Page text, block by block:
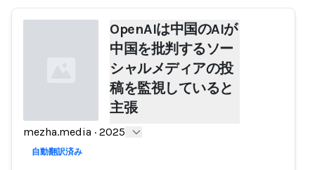
Loading...
OpenAIは中国のAIが
中国を批判するソー
シャルメディアの投
稿を監視していると
主張
mezha.media · 2025
自動翻訳済み